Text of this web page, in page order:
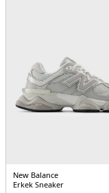
New Balance
Erkek Sneaker